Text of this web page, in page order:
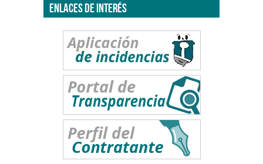
ENLACES DE INTERÉS